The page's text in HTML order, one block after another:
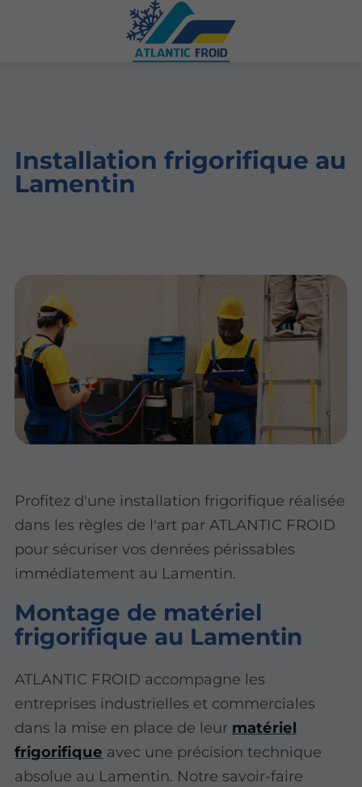
Installation frigorifique au
Lamentin
Profitez d'une installation frigorifique réalisée
dans les règles de l'art par ATLANTIC FROID
pour sécuriser vos denrées périssables
immédiatement au Lamentin.
Montage de matériel
frigorifique au Lamentin
ATLANTIC FROID accompagne les
entreprises industrielles et commerciales
dans la mise en place de leur matériel
frigorifique avec une précision technique
absolue au Lamentin. Notre savoir-faire